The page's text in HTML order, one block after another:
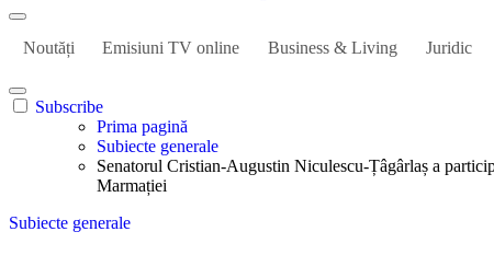
Noutăți
Emisiuni TV online Business & Living Juridic
Subscribe
Prima pagină
Subiecte generale
Senatorul Cristian-Augustin Niculescu-Țâgârlaș a
Marmației
Subiecte generale